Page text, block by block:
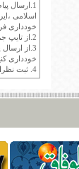
1.ارسال
اسلامی
خودداری
2.از تایپ جملات فارسی با حروف انگلیسی خودداری کنید.
3.از
خودداری
4. ثبت نظرات در سايت ايران سپيد براي هر نظر حداکثر 400 واژه است.